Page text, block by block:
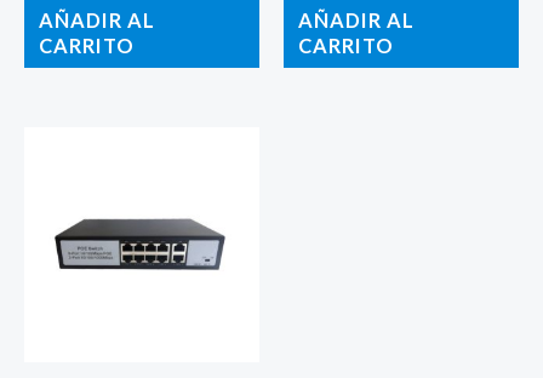
AÑADIR AL
CARRITO
AÑADIR AL
CARRITO